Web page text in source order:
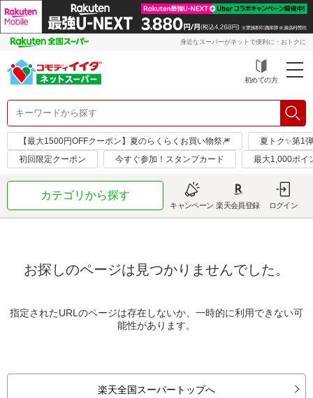
身近なスーパーがネットで便利に・おトクに
初めての方
【最大1500円OFFクーポン】夏のらくらくお買い物祭🎆
夏トク✨第1
初回限定クーポン
今すぐ参加！スタンプカード 最大1,000ポイ
カテゴリから探す
キャンペーン 楽天会員登録 ログイン
お探しのページは見つかりませんでした。
指定されたURLのページは存在しないか、一時的に利用できない可
能性があります。
楽天全国スーパートップへ